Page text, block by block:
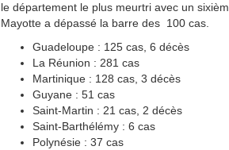
le département le plus meurtri avec un
Mayotte a dépassé la barre des 100 cas.
Guadeloupe : 125 cas, 6 décès
La Réunion : 281 cas
Martinique : 128 cas, 3 décès
Guyane : 51 cas
Saint-Martin : 21 cas, 2 décès
Saint-Barthélémy : 6 cas
Polynésie : 37 cas